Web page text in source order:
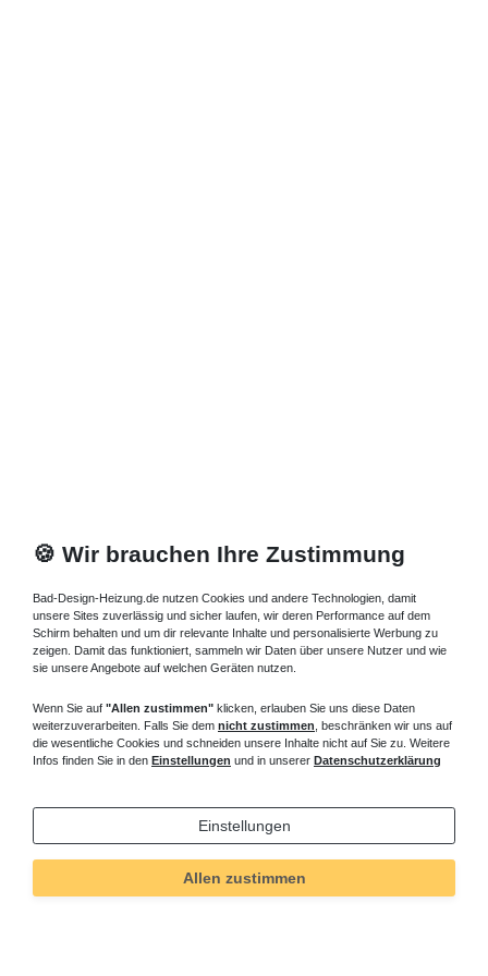
Technisches
Wert
Art.-ID
🍪 Wir brauchen Ihre Zustimmung
Bad-Design-Heizung.de nutzen Cookies und andere Technologien, damit
unsere Sites zuverlässig und sicher laufen, wir deren Performance auf dem
Schirm behalten und um dir relevante Inhalte und personalisierte Werbung zu
zeigen. Damit das funktioniert, sammeln wir Daten über unsere Nutzer und wie
sie unsere Angebote auf welchen Geräten nutzen.
Wenn Sie auf "Allen zustimmen" klicken, erlauben Sie uns diese Daten
weiterzuverarbeiten. Falls Sie dem nicht zustimmen , beschränken wir uns auf
die wesentliche Cookies und schneiden unsere Inhalte nicht auf Sie zu. Weitere
Infos finden Sie in den Einstellungen und in unserer Datenschutzerklärung
Einstellungen
Allen zustimmen